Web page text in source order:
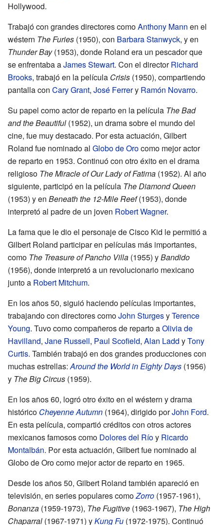
Hollywood.
Trabajó con grandes directores comoAnthony Mann en el
wéstern The Furies (1950), con Barbara Stanwyck, y en
Thunder Bay(1953), donde Roland era un pescador que
se enfrentaba aJames Stewart. Con el directorRichard
Brooks, trabajó en la película Crisis (1950), compartiendo
pantalla con Cary Grant, José Ferrery Ramón Novarro.
Su papel como actor de reparto en la película The Bad
and the Beautiful (1952), un drama sobre el mundo del
cine, fue muy destacado. Por esta actuación, Gilbert
Roland fue nominado al Globo de Orocomo mejor actor
de reparto en 1953. Continuó con otro éxito en el drama
religioso The Miracle of Our Lady of Fatima (1952). Al año
siguiente, participó en la película The Diamond Queen
(1953) y en Beneath the 12-Mile Reef(1953), donde
interpretó al padre de un joven Robert Wagner.
La fama que le dio el personaje de Cisco Kid le permitió a
Gilbert Roland participar en películas más importantes,
como The Treasure of Pancho Villa (1955) yBandido
(1956), donde interpretó a un revolucionario mexicano
junto a Robert Mitchum.
En los años 50, siguió haciendo películas importantes,
trabajando con directores comoJohn SturgesyTerence
Young. Tuvo como compañeros de reparto aOlivia de
Havilland, Jane Russell, Paul Scofield, Alan Ladd yTony
Curtis. También trabajó en dos grandes producciones con
muchas estrellas:Around the World in Eighty Days (1956)
y The Big Circus (1959).
En los años 60, logró otro éxito en el wéstern y drama
histórico Cheyenne Autumn (1964), dirigido porJohn Ford.
En esta película, compartió créditos con otros actores
mexicanos famosos como Dolores del Ríoy Ricardo
Montalbán. Por esta actuación, Gilbert fue nominado al
Globo de Oro como mejor actor de reparto en 1965.
Desde los años 50, Gilbert Roland también apareció en
televisión, en series populares comoZorro (1957-1961),
Bonanza (1959-1973), The Fugitive (1963-1967), The High
Chaparral (1967-1971) yKung Fu (1972-1975). Continuó